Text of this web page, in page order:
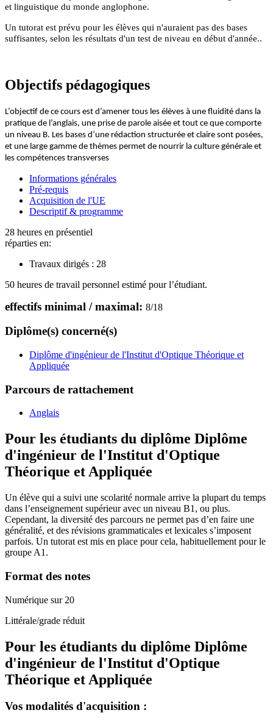
et linguistique du monde anglophone.
Un tutorat est prévu pour les élèves qui n'auraient pas des bases
suffisantes, selon les résultats d'un test de niveau en début d'année..
Objectifs pédagogiques
L’objectif de ce cours est d’amener tous les élèves à une fluidité dans la
pratique de l’anglais, une prise de parole aisée et tout ce que comporte
un niveau B. Les bases d’une rédaction structurée et claire sont posées,
et une large gamme de thèmes permet de nourrir la culture générale et
les compétences transverses
Informations générales
Pré-requis
Acquisition de l'UE
Descriptif & programme
28 heures en présentiel
réparties en:
Travaux dirigés : 28
50 heures de travail personnel estimé pour l’étudiant.
effectifs minimal / maximal: 8/18
Diplôme(s) concerné(s)
Diplôme d'ingénieur de l'Institut d'Optique Théorique et
Appliquée
Parcours de rattachement
Anglais
Pour les étudiants du diplôme Diplôme
d'ingénieur de l'Institut d'Optique
Théorique et Appliquée
Un élève qui a suivi une scolarité normale arrive la plupart du temps
dans l’enseignement supérieur avec un niveau B1, ou plus.
Cependant, la diversité des parcours ne permet pas d’en faire une
généralité, et des révisions grammaticales et lexicales s’imposent
parfois. Un tutorat est mis en place pour cela, habituellement pour le
groupe A1.
Format des notes
Numérique sur 20
Littérale/grade réduit
Pour les étudiants du diplôme Diplôme
d'ingénieur de l'Institut d'Optique
Théorique et Appliquée
Vos modalités d'acquisition :